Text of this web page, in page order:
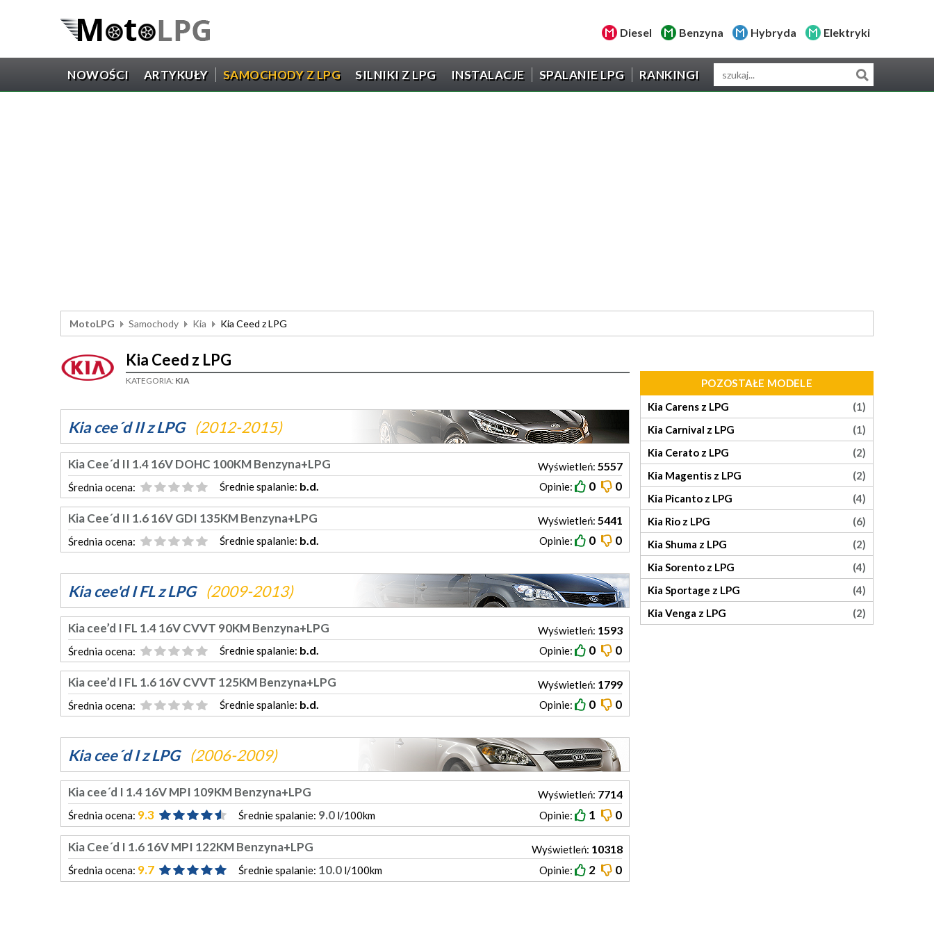
Diesel Benzyna Hybryda Elektryki
NOWOŚCI ARTYKUŁY SAMOCHODY Z LPG SILNIKI Z LPG INSTALACJE SPALANIE LPG RANKINGI
MotoLPG Samochody Kia Kia Ceed z LPG
Kia Ceed z LPG
KATEGORIA: KIA
Kia cee´d II z LPG (2012-2015)
Kia Cee´d II 1.4 16V DOHC 100KM Benzyna+LPG
Średnia ocena: Średnie spalanie: b.d. Opinie: 0 0
Wyświetleń: 5557
Kia Cee´d II 1.6 16V GDI 135KM Benzyna+LPG
Średnia ocena: Średnie spalanie: b.d. Opinie: 0 0
Wyświetleń: 5441
Kia cee'd I FL z LPG (2009-2013)
Kia cee’d I FL 1.4 16V CVVT 90KM Benzyna+LPG
Średnia ocena: Średnie spalanie: b.d. Opinie: 0 0
Wyświetleń: 1593
Kia cee’d I FL 1.6 16V CVVT 125KM Benzyna+LPG
Średnia ocena: Średnie spalanie: b.d. Opinie: 0 0
Wyświetleń: 1799
Kia cee´d I z LPG (2006-2009)
Kia cee´d I 1.4 16V MPI 109KM Benzyna+LPG
Średnia ocena: 9.3 Średnie spalanie: 9.0 l/100km Opinie: 1 0
Wyświetleń: 7714
Kia Cee´d I 1.6 16V MPI 122KM Benzyna+LPG
Średnia ocena: 9.7 Średnie spalanie: 10.0 l/100km Opinie: 2 0
Wyświetleń: 10318
POZOSTAŁE MODELE
Kia Carens z LPG
(1)
Kia Carnival z LPG
(1)
Kia Cerato z LPG
(2)
Kia Magentis z LPG
(2)
Kia Picanto z LPG
(4)
Kia Rio z LPG
(6)
Kia Shuma z LPG
(2)
Kia Sorento z LPG
(4)
Kia Sportage z LPG
(4)
Kia Venga z LPG
(2)